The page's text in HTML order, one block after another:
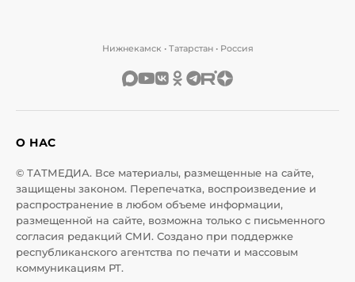
Нижнекамск • Татарстан • Россия
О НАС
© ТАТМЕДИА. Все материалы, размещенные на сайте,
защищены законом. Перепечатка, воспроизведение и
распространение в любом объеме информации,
размещенной на сайте, возможна только с письменного
согласия редакций СМИ. Создано при поддержке
республиканского агентства по печати и массовым
коммуникациям РТ.